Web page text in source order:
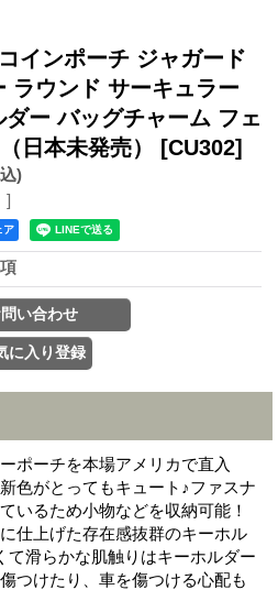
インポーチ ジャガード
ラウンド サーキュラー
ー バッグチャーム フェ
日本未発売） [CU302]
)
]
ア
ポーチを本場アメリカで直入
色がとってもキュート♪ファスナ
いるため小物などを収納可能！
仕上げた存在感抜群のキーホル
て滑らかな肌触りはキーホルダー
つけたり、車を傷つける心配も